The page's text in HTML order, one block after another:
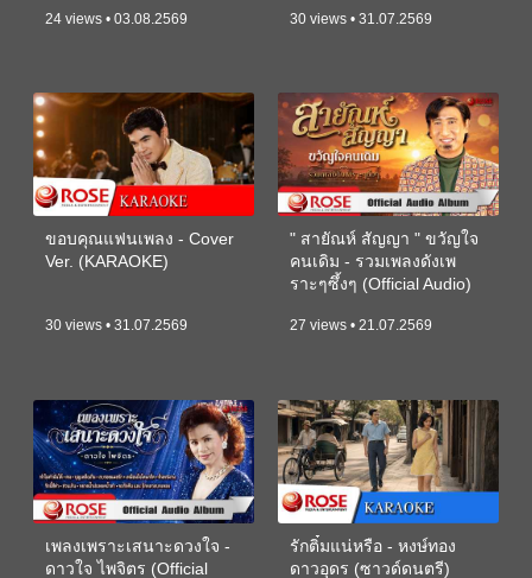
24 views • 03.08.2569 30 views • 31.07.2569
ขอบคุณแฟนเพลง - Cover
Ver. (KARAOKE)
30 views • 31.07.2569
" สายัณห์ สัญญา " ขวัญใจ
คนเดิม - รวมเพลงดังเพ
ราะๆซึ้งๆ (Official Audio)
27 views • 21.07.2569
เพลงเพราะเสนาะดวงใจ -
ดาวใจ ไพจิตร (Official
รักติ๋มแน่หรือ - หงษ์ทอง
ดาวอุดร (ซาวด์ดนตรี)